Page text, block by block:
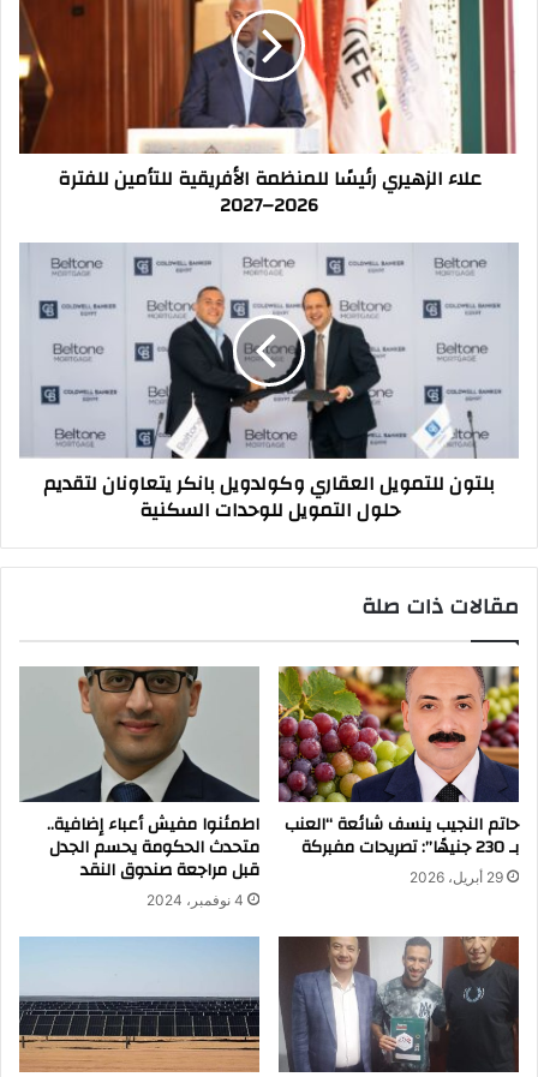
للمنظمة
2027
علاء الزهيري رئيسًا للمنظمة الأفريقية للتأمين للفترة
2026–2027
للتمويل
العقاري
بانكر
لتقديم
حلول
التمويل
للوحدات
بلتون للتمويل العقاري وكولدويل بانكر يتعاونان لتقديم
حلول التمويل للوحدات السكنية
مقالات ذات صلة
حاتم النجيب ينسف شائعة “العنب
بـ 230 جنيهًا”: تصريحات مفبركة
29 أبريل، 2026
اطمئنوا مفيش أعباء إضافية..
متحدث الحكومة يحسم الجدل
قبل مراجعة صندوق النقد
4 نوفمبر، 2024